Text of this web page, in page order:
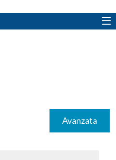
Avanzata